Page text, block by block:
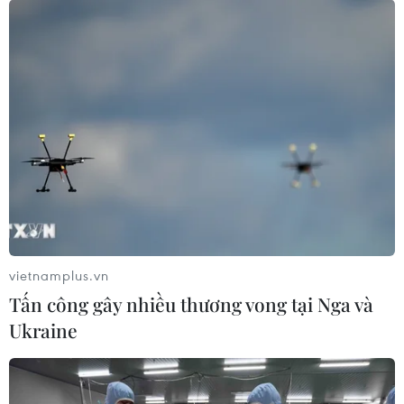
vietnamplus.vn
Tấn công gây nhiều thương vong tại Nga và
Ukraine